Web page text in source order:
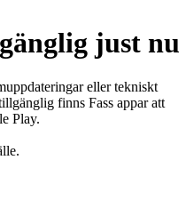
just nu
eller tekniskt
finns Fass appar att
Play.